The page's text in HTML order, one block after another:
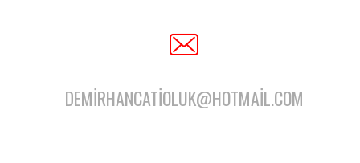
DEMIRHANCATIOLUK@HOTMAIL.COM